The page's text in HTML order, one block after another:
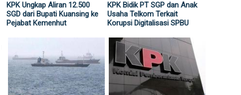
KPK Ungkap Aliran 12.500
SGD dari Bupati Kuansing ke
Pejabat Kemenhut
KPK Bidik PT SGP dan Anak
Usaha Telkom Terkait
Korupsi Digitalisasi SPBU